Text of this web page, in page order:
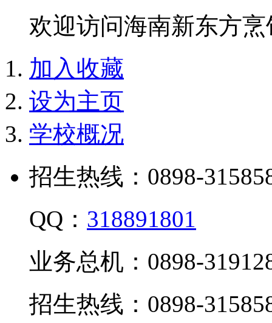
欢迎访问海南新东方
加入收藏
设为主页
学校概况
招生热线：0898-
QQ： 318891801
业务总机：0898-
招生热线：0898-